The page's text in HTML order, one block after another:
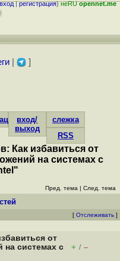
вход|регистрация)неRUopennet.me
| ]
вход/
выход
слежка
RSS
Как избавиться от
на системах с
Пред. тема | След. тема
[ Отслеживать ]
от
на системах с
+ / –